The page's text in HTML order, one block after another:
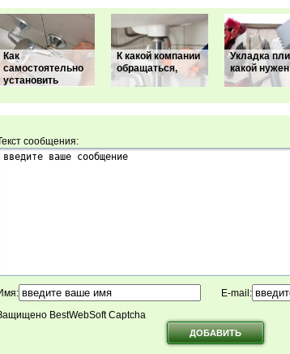
Как
самостоятельно
установить
К какой компании
обращаться,
Укладка
какой нужен
сообщения:
E-mail:
BestWebSoft Captcha